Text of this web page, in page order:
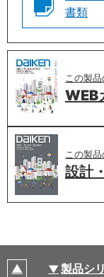
書類
この製
WEB
この製
設計
製品シ